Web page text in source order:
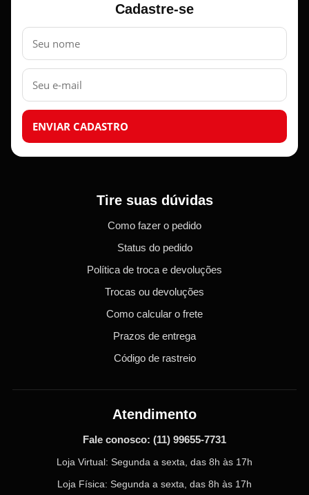
Cadastre-se
Nome
E-
mail
ENVIAR CADASTRO
Tire suas dúvidas
Como fazer o pedido
Status do pedido
Política de troca e devoluções
Trocas ou devoluções
Como calcular o frete
Prazos de entrega
Código de rastreio
Atendimento
Fale conosco: (11) 99655-7731
Loja Virtual: Segunda a sexta, das 8h às 17h
Loja Física: Segunda a sexta, das 8h às 17h